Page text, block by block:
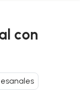
con